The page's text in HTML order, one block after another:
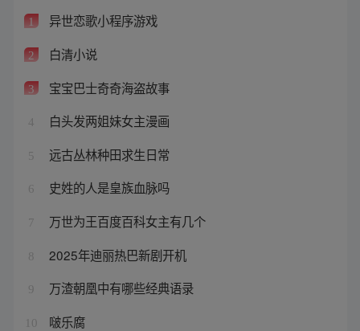
1 异世恋歌小程序游戏
2 白清小说
3 宝宝巴士奇奇海盗故事
4 白头发两姐妹女主漫画
5 远古丛林种田求生日常
6 史姓的人是皇族血脉吗
7 万世为王百度百科女主有几个
8 2025年迪丽热巴新剧开机
9 万渣朝凰中有哪些经典语录
10 啵乐腐